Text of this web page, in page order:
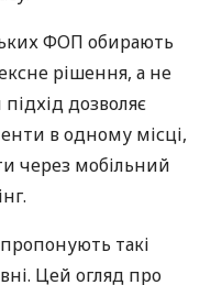
ФОП обирають
рішення, а не
дозволяє
в одному місці,
через мобільний
такі
Цей огляд про